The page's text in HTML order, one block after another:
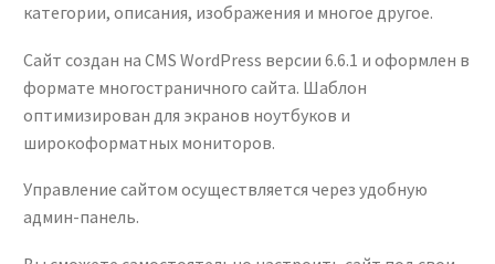
категории, описания, изображения и многое другое.
Сайт создан на CMS WordPress версии 6.6.1 и оформлен в
формате многостраничного сайта. Шаблон
оптимизирован для экранов ноутбуков и
широкоформатных мониторов.
Управление сайтом осуществляется через удобную
админ-панель.